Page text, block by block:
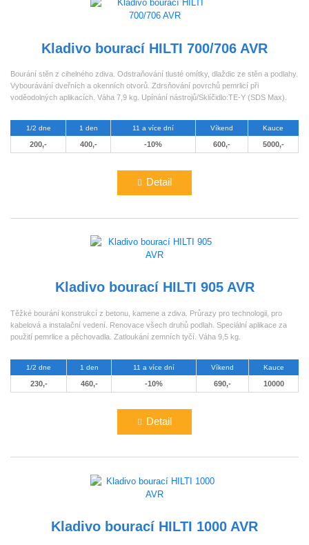
Kladivo bourací HILTI 700/706 AVR
Bourání stěn z cihelného zdiva. Odstraňování tlusté omítky, dlaždic ze stěn a podlahy.
Vybourávání dveřních a okenních otvorů. Zdrsňování povrchů pemrlicí při
voděodolných aplikacích. Váha 7,9 kg. Upínání nástrojů/Sklíčidlo:TE-Y (SDS Max).
1/2 dne 1 den 11 a více dní Víkend Kauce
200,- 400,- -10% 600,- 5000,-
Detail
Kladivo bourací HILTI 905 AVR
Těžké bourání konstrukcí z betonu, kamene a zdiva. Průrazy pro technologii, pro
kabelová a instalační vedení. Renovace všech druhů podlah. Speciální aplikace za
použití pemrlice a pěchovadla. Zatloukání zemních tyčí. Váha 9,5 kg.
1/2 dne 1 den 11 a více dní Víkend Kauce
230,- 460,- -10% 690,- 10000
Detail
Kladivo bourací HILTI 1000 AVR